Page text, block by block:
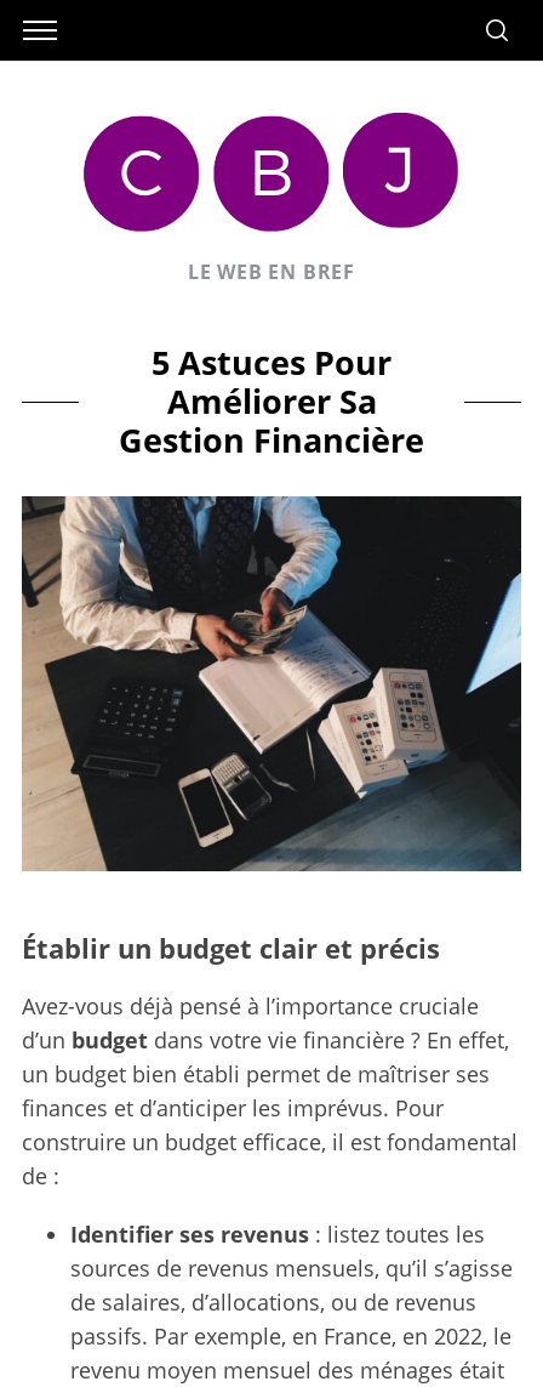
LE WEB EN BREF
5 Astuces Pour
Améliorer Sa
Gestion Financière
Établir un budget clair et précis
Avez-vous déjà pensé à l’importance cruciale
d’un budgetdans votre vie financière ? En effet,
un budget bien établi permet de maîtriser ses
finances et d’anticiper les imprévus. Pour
construire un budget efficace, il est fondamental
de :
Identifier ses revenus: listez toutes les
sources de revenus mensuels, qu’il s’agisse
de salaires, d’allocations, ou de revenus
passifs. Par exemple, en France, en 2022, le
revenu moyen mensuel des ménages était